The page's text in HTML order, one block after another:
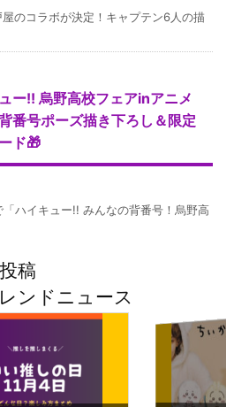
のコラボが決定！キャプテン6人の描
ー!! 烏野高校フェアinアニメ
番号ポーズ描き下ろし＆限定
ド🎁
ハイキュー!! みんなの背番号！烏野高
稿
ンドニュース